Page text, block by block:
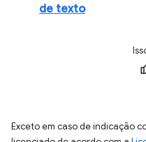
de texto
Exceto em caso de indicação